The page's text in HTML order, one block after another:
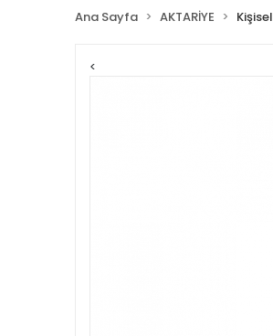
Ana Sayfa AKTARİYE
<